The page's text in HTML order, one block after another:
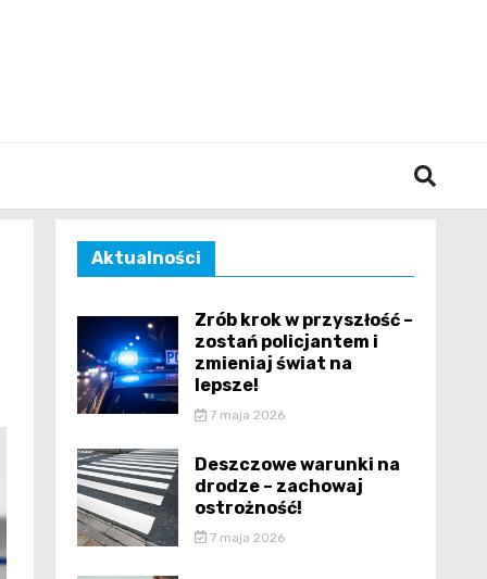
Aktualności
Zrób krok w przyszłość –
zostań policjantem i
zmieniaj świat na
lepsze!
7 maja 2026
Deszczowe warunki na
drodze – zachowaj
ostrożność!
7 maja 2026